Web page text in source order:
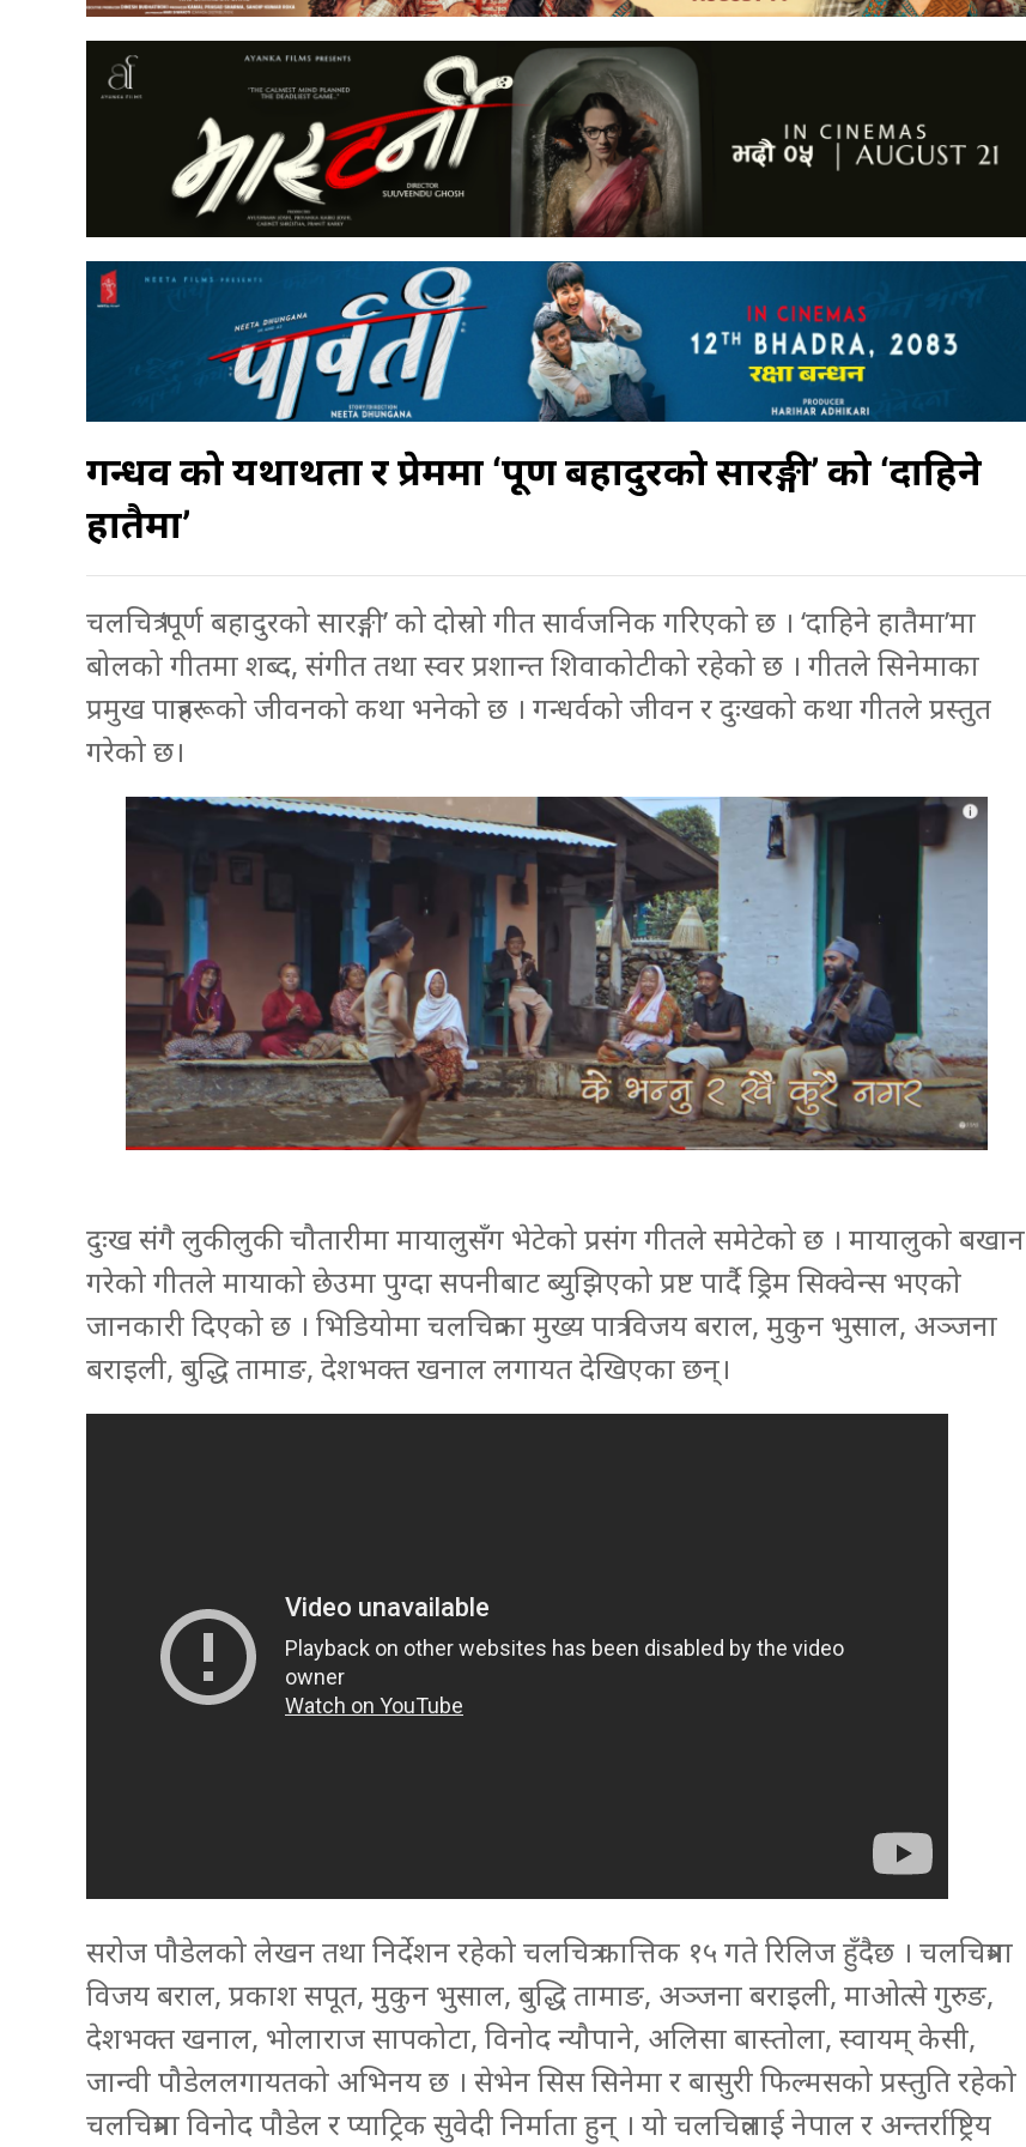
गन्धर्व को यथार्थता र प्रेममा ‘पूर्ण बहादुरको सारङ्गी’ को ‘दाहिने
हातैमा’
चलचित्र ‘पूर्ण बहादुरको सारङ्गी’ को दोस्रो गीत सार्वजनिक गरिएको छ । ‘दाहिने हातैमा’मा
बोलको गीतमा शब्द, संगीत तथा स्वर प्रशान्त शिवाकोटीको रहेको छ । गीतले सिनेमाका
प्रमुख पात्रहरूको जीवनको कथा भनेको छ । गन्धर्वको जीवन र दुःखको कथा गीतले प्रस्तुत
गरेको छ।
दुःख संगै लुकीलुकी चौतारीमा मायालुसँग भेटेको प्रसंग गीतले समेटेको छ । मायालुको बखान
गरेको गीतले मायाको छेउमा पुग्दा सपनीबाट ब्युझिएको प्रष्ट पार्दै ड्रिम सिक्वेन्स भएको
जानकारी दिएको छ । भिडियोमा चलचित्रका मुख्य पात्र विजय बराल, मुकुन भुसाल, अञ्जना
बराइली, बुद्धि तामाङ, देशभक्त खनाल लगायत देखिएका छन्।
सरोज पौडेलको लेखन तथा निर्देशन रहेको चलचित्र कात्तिक १५ गते रिलिज हुँदैछ । चलचित्रमा
विजय बराल, प्रकाश सपूत, मुकुन भुसाल, बुद्धि तामाङ, अञ्जना बराइली, माओत्से गुरुङ,
देशभक्त खनाल, भोलाराज सापकोटा, विनोद न्यौपाने, अलिसा बास्तोला, स्वायम् केसी,
जान्वी पौडेललगायतको अभिनय छ । सेभेन सिस सिनेमा र बासुरी फिल्मसको प्रस्तुति रहेको
चलचित्रमा विनोद पौडेल र प्याट्रिक सुवेदी निर्माता हुन् । यो चलचित्रलाई नेपाल र अन्तर्राष्ट्रिय